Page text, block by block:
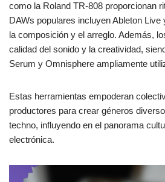
como la Roland TR-808 proporcionan
DAWs populares incluyen Ableton Live
la composición y el arreglo. Además,
calidad del sonido y la creatividad,
Serum y Omnisphere ampliamente
Estas herramientas empoderan
productores para crear géneros
techno, influyendo en el panorama
electrónica.